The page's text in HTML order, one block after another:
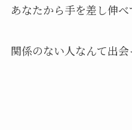
あなたから手を差し伸べ
関係のない人なんて出会